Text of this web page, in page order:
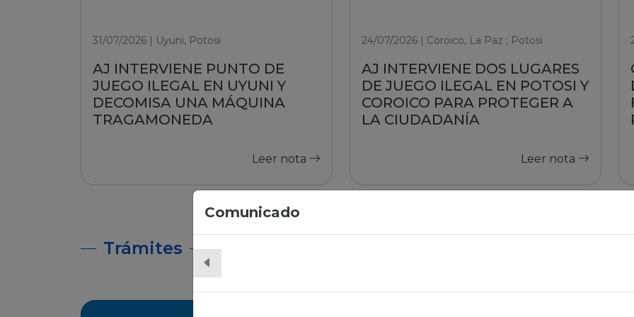
Comunicado
31/07/2026 | Uyuni, Potosi
AJ INTERVIENE PUNTO DE
JUEGO ILEGAL EN UYUNI Y
DECOMISA UNA MÁQUINA
TRAGAMONEDA
Leer nota
24/07/2026 | Coroico, La Paz ; Potosi
AJ INTERVIENE DOS LUGARES
DE JUEGO ILEGAL EN POTOSI Y
COROICO PARA PROTEGER A
LA CIUDADANÍA
Leer nota
Trámites